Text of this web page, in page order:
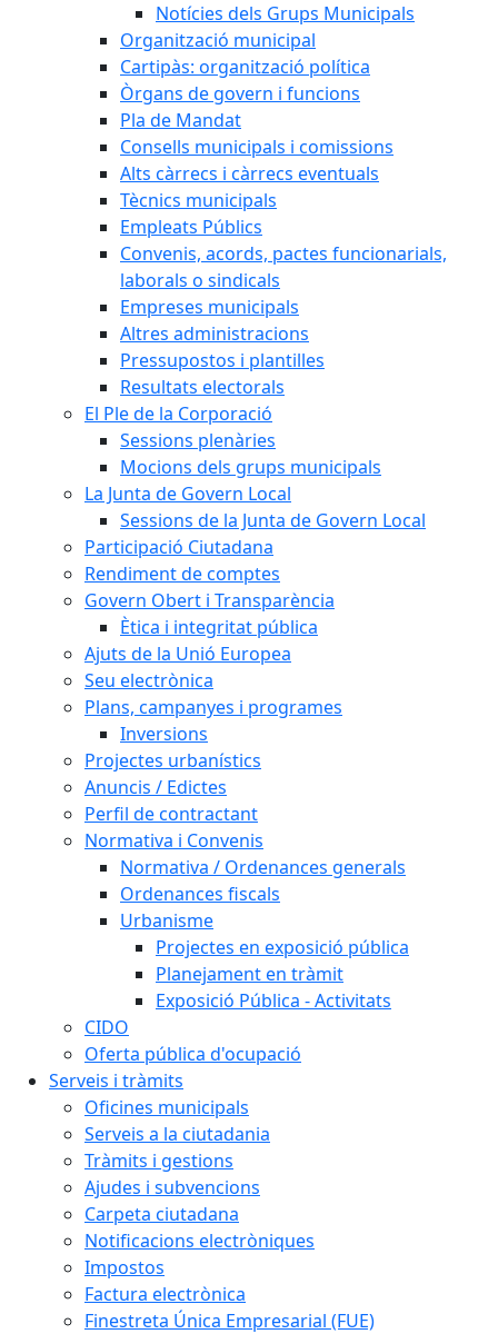
Notícies dels Grups Municipals
Organització municipal
Cartipàs: organització política
Òrgans de govern i funcions
Pla de Mandat
Consells municipals i comissions
Alts càrrecs i càrrecs eventuals
Tècnics municipals
Empleats Públics
Convenis, acords, pactes funcionarials,
laborals o sindicals
Empreses municipals
Altres administracions
Pressupostos i plantilles
Resultats electorals
El Ple de la Corporació
Sessions plenàries
Mocions dels grups municipals
La Junta de Govern Local
Sessions de la Junta de Govern Local
Participació Ciutadana
Rendiment de comptes
Govern Obert i Transparència
Ètica i integritat pública
Ajuts de la Unió Europea
Seu electrònica
Plans, campanyes i programes
Inversions
Projectes urbanístics
Anuncis / Edictes
Perfil de contractant
Normativa i Convenis
Normativa / Ordenances generals
Ordenances fiscals
Urbanisme
Projectes en exposició pública
Planejament en tràmit
Exposició Pública - Activitats
CIDO
Oferta pública d'ocupació
Serveis i tràmits
Oficines municipals
Serveis a la ciutadania
Tràmits i gestions
Ajudes i subvencions
Carpeta ciutadana
Notificacions electròniques
Impostos
Factura electrònica
Finestreta Única Empresarial (FUE)